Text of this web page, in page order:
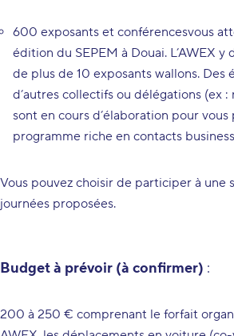
600 exposants et conférencesvous
édition du SEPEM à Douai. L’AWEX
de plus de 10 exposants wallons. Des
d’autres collectifs ou délégations (ex :
sont en cours d’élaboration pour vous
programme riche en contacts
Vous pouvez choisir de participer à une
journées proposées.
Budget à prévoir (à confirmer) :
200 à 250 € comprenant le forfait